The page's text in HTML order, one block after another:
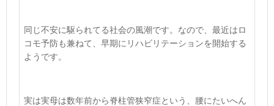
同じ不安に駆られてる社会の風潮です。なので、最近はロ
コモ予防も兼ねて、早期にリハビリテーションを開始する
ようです。
実は実母は数年前から脊柱管狭窄症という、腰にたいへん